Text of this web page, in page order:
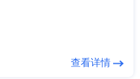
查看详情